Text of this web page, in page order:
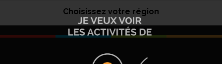
Choisissez votre région